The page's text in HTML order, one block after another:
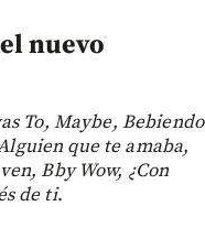
nuevo
To, Maybe, Bebiendo
que te amaba,
Bby Wow, ¿Con
de ti.